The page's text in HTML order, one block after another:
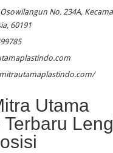
No. 234A,
60191
Utama